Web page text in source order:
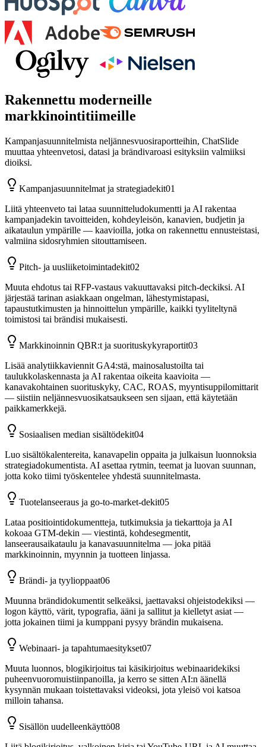
Rakennettu moderneille
markkinointitiimeille
Kampanjasuunnitelmista neljännesvuosiraportteihin, ChatSlide
muuttaa yhteenvetosi, datasi ja brändivaroasi esityksiin valmiiksi
dioiksi.
Kampanjasuunnitelmat ja strategiadekit01
Liitä yhteenveto tai lataa suunnitteludokumentti ja AI rakentaa
kampanjadekin tavoitteiden, kohdeyleisön, kanavien, budjetin ja
aikataulun ympärille — kaavioilla, jotka on rakennettu ennusteistasi,
valmiina sidosryhmien sitouttamiseen.
Pitch- ja uusliiketoimintadekit02
Muuta ehdotus tai RFP-vastaus vakuuttavaksi pitch-deckiksi. AI
järjestää tarinan asiakkaan ongelman, lähestymistapasi,
tapaustutkimusten ja hinnoittelun ympärille, kaikki tyyliteltynä
toimistosi tai brändisi mukaisesti.
Markkinoinnin QBR:t ja suorituskykyraportit03
Lisää analytiikkaviennit GA4:stä, mainosalustoilta tai
taulukkolaskennasta ja AI rakentaa oikeita kaavioita —
kanavakohtainen suorituskyky, CAC, ROAS, myyntisuppilomittarit
— siistiin neljännesvuosikatsaukseen sen sijaan, että käytetään
paikkamerkkejä.
Sosiaalisen median sisältödekit04
Luo sisältökalentereita, kanavapelin oppaita ja julkaisun luonnoksia
strategiadokumentista. AI asettaa rytmin, teemat ja luovan suunnan,
jotta koko tiimi työskentelee yhdestä suunnitelmasta.
Tuotelanseeraus ja go-to-market-dekit05
Lataa positiointidokumentteja, tutkimuksia ja tiekarttoja ja AI
kokoaa GTM-dekin — viestintä, kohdesegmentit,
lanseerausaikataulu ja kanavasuunnitelma — joka pitää
markkinoinnin, myynnin ja tuotteen linjassa.
Brändi- ja tyylioppaat06
Muunna brändidokumentit selkeäksi, jaettavaksi ohjeistodekiksi —
logon käyttö, värit, typografia, ääni ja sallitut ja kielletyt asiat —
jotta jokainen tiimi ja kumppani pysyy brändin mukaisena.
Webinaari- ja tapahtumaesitykset07
Muuta luonnos, blogikirjoitus tai käsikirjoitus webinaaridekiksi
puheenvuoromuistiinpanoilla, ja kerro se sitten AI:n äänellä
kysynnän mukaan toistettavaksi videoksi, jota yleisö voi katsoa
milloin tahansa.
Sisällön uudelleenkäyttö08